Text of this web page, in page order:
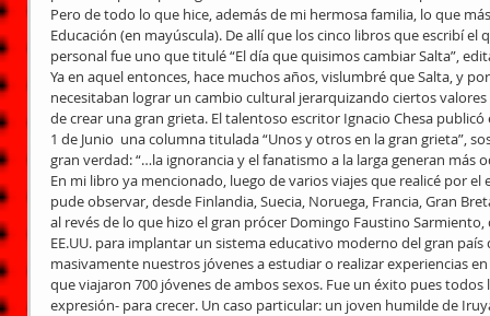
Pero de todo lo que hice, además de mi hermosa familia, lo que
Educación (en mayúscula). De allí que los cinco libros que escribí
personal fue uno que titulé “El día que quisimos cambiar Salta”,
Ya en aquel entonces, hace muchos años, vislumbré que Salta, y
necesitaban lograr un cambio cultural jerarquizando ciertos
de crear una gran grieta. El talentoso escritor Ignacio Chesa
1 de Junio  una columna titulada “Unos y otros en la gran grieta”,
gran verdad: “…la ignorancia y el fanatismo a la larga generan más
En mi libro ya mencionado, luego de varios viajes que realicé por
pude observar, desde Finlandia, Suecia, Noruega, Francia, Gran
al revés de lo que hizo el gran prócer Domingo Faustino
EE.UU. para implantar un sistema educativo moderno del gran
masivamente nuestros jóvenes a estudiar o realizar experiencias
que viajaron 700 jóvenes de ambos sexos. Fue un éxito pues
expresión- para crecer. Un caso particular: un joven humilde de